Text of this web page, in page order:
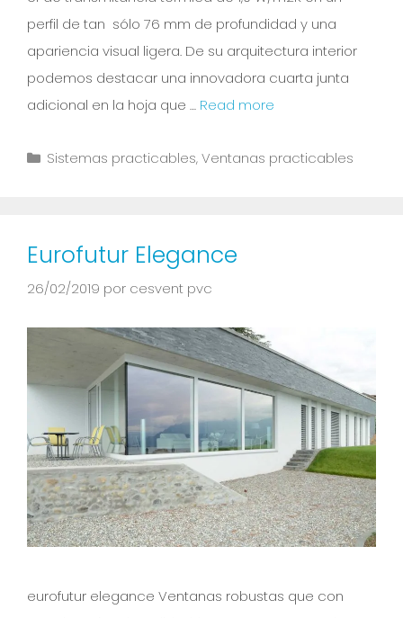
perfil de tan sólo 76 mm de profundidad y una
apariencia visual ligera. De su arquitectura interior
podemos destacar una innovadora cuarta junta
adicional en la hoja que … Read more
Sistemas practicables,Ventanas practicables
Eurofutur Elegance
26/02/2019 por cesvent pvc
eurofutur elegance Ventanas robustas que con